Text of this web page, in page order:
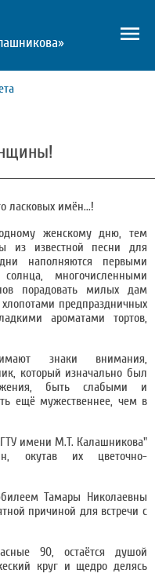
ласковых имён...!
женскому дню, тем
из известной песни для
наполняются первыми
многочисленными
порадовать милых дам
предпраздничных
ароматами тортов,
знаки внимания,
который изначально был
быть слабыми и
ещё мужественнее, чем в
имени М.Т. Калашникова"
окутав их цветочно-
Тамары Николаевны
причиной для встречи с
90, остаётся душой
круг и щедро делясь